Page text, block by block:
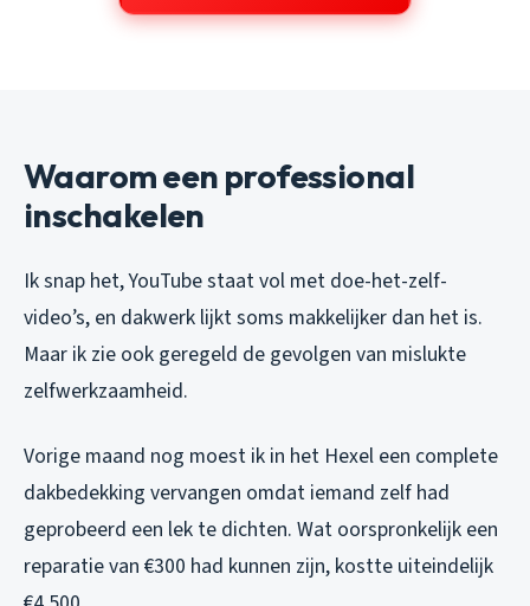
Waarom een professional
inschakelen
Ik snap het, YouTube staat vol met doe-het-zelf-
video’s, en dakwerk lijkt soms makkelijker dan het is.
Maar ik zie ook geregeld de gevolgen van mislukte
zelfwerkzaamheid.
Vorige maand nog moest ik in het Hexel een complete
dakbedekking vervangen omdat iemand zelf had
geprobeerd een lek te dichten. Wat oorspronkelijk een
reparatie van €300 had kunnen zijn, kostte uiteindelijk